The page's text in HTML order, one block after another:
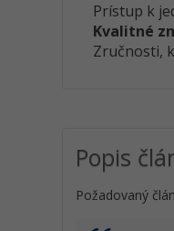
Prístup k
Kvalitné
Zručnosti,
Popis
Požadovaný